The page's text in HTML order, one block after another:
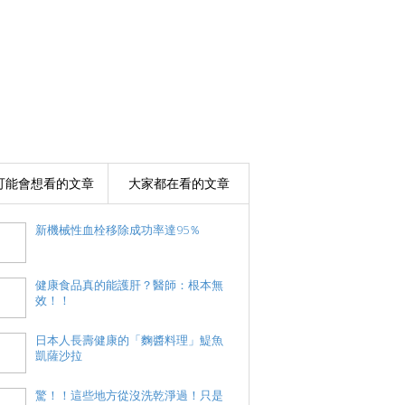
能會想看的文章 大家都在看的文章
新機械性血栓移除成功率達95％
健康食品真的能護肝？醫師：根本無
效！！
日本人長壽健康的「麴醬料理」鯷魚
凱薩沙拉
驚！！這些地方從沒洗乾淨過！只是